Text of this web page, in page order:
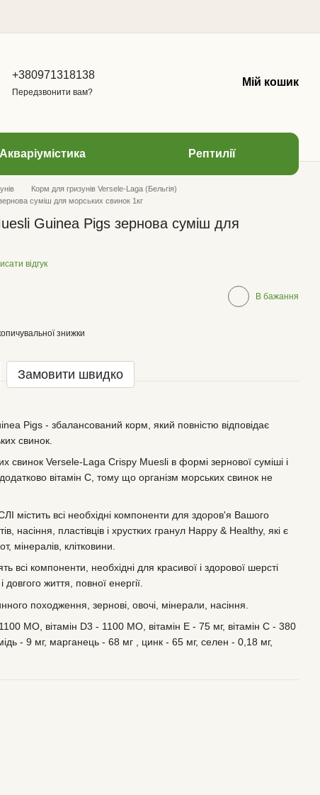
+380971318138
Передзвонити вам?
Мій кошик
Акваріумістика Рептилії
Корм для гризунів Versele-Laga (Бельгія)
суміш для морських свинок 1кг
Guinea Pigs зернова суміш для
відгук
В бажання
знижки
Замовити швидко
Pigs - збалансований корм, який повністю відповідає
свинок.
свинок Versele-Laga Crispy Muesli в формі зернової суміші і
вітамін С, тому що організм морських свинок не
містить всі необхідні компоненти для здоров'я Вашого
насіння, пластівців і хрустких гранул Happy & Healthy, які є
мінералів, клітковини.
всі компоненти, необхідні для красивої і здорової шерсті
життя, повної енергії.
походження, зернові, овочі, мінерали, насіння.
МО, вітамін D3 - 1100 МО, вітамін Е - 75 мг, вітамін С - 380
- 9 мг, марганець - 68 мг , цинк - 65 мг, селен - 0,18 мг,